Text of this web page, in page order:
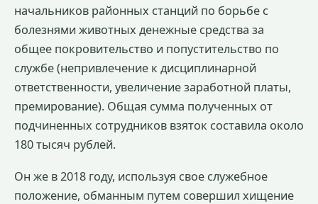
начальников районных станций по борьбе с
болезнями животных денежные средства за
общее покровительство и попустительство по
службе (непривлечение к дисциплинарной
ответственности, увеличение заработной платы,
премирование). Общая сумма полученных от
подчиненных сотрудников взяток составила около
180 тысяч рублей.
Он же в 2018 году, используя свое служебное
положение, обманным путем совершил хищение